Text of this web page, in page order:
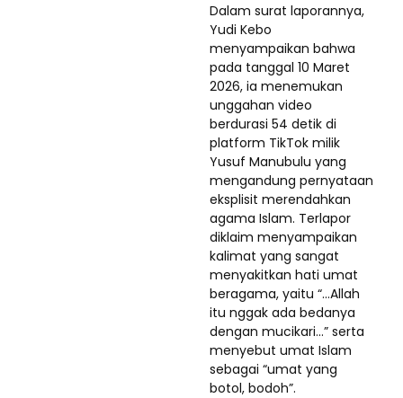
Dalam surat laporannya,
Yudi Kebo
menyampaikan bahwa
pada tanggal 10 Maret
2026, ia menemukan
unggahan video
berdurasi 54 detik di
platform TikTok milik
Yusuf Manubulu yang
mengandung pernyataan
eksplisit merendahkan
agama Islam. Terlapor
diklaim menyampaikan
kalimat yang sangat
menyakitkan hati umat
beragama, yaitu “…Allah
itu nggak ada bedanya
dengan mucikari…” serta
menyebut umat Islam
sebagai “umat yang
botol, bodoh”.